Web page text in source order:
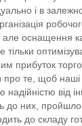
і в
але оснащення
прибуток
те, щоб наші
надійністю від
до них, пройшло
до складу